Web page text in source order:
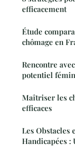
efficacement
Étude
chômage en
Rencontre
potentiel
Maîtriser les
efficaces
Les Obstacles
Handicapées :